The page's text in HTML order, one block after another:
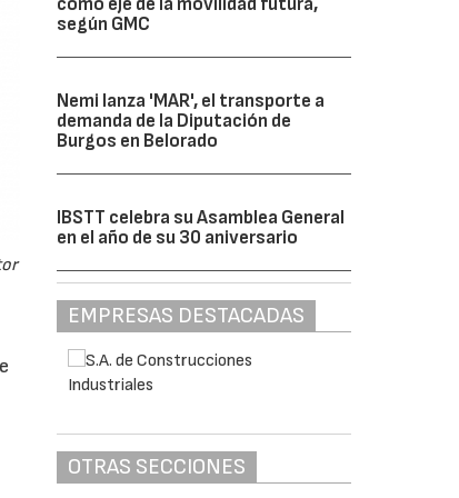
según GMC
Nemi lanza 'MAR', el transporte a
demanda de la Diputación de
Burgos en Belorado
IBSTT celebra su Asamblea General
en el año de su 30 aniversario
EMPRESAS DESTACADAS
OTRAS SECCIONES